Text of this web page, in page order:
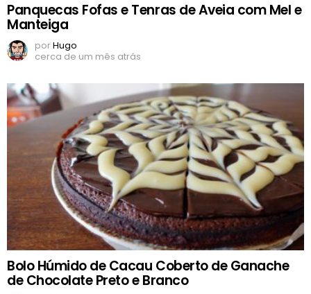
Panquecas Fofas e Tenras de Aveia com Mel e
Manteiga
porHugo
cerca de um mês atrás
Bolo Húmido de Cacau Coberto de Ganache
de Chocolate Preto e Branco